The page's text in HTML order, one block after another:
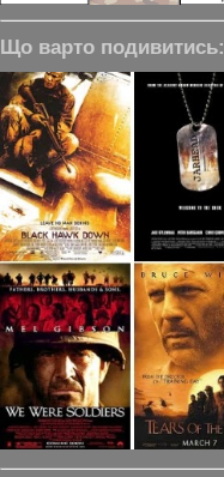
Що варто подивитись: